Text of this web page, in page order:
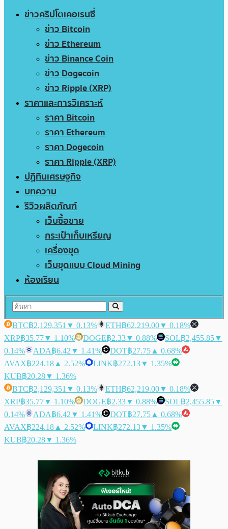
ข่าวคริปโตเคอเรนซี่
ข่าว Bitcoin
ข่าว Ethereum
ข่าว Binance Coin
ข่าว Dogecoin
ข่าว Ripple (XRP)
ราคาและการวิเคราะห์
ราคา Bitcoin
ราคา Ethereum
ราคา Dogecoin
ราคา Ripple (XRP)
ปฏิทินเศรษฐกิจ
บทความ
รีวิวผลิตภัณฑ์
เว็บซื้อขาย
กระเป๋าเก็บเหรียญ
เครื่องขุด
เว็บขุดแบบ Cloud Mining
ห้องเรียน
BTC฿2,129,351 ▼ 0.13% ETH฿62,219.00▼ 0.18%
XRP฿35.77▼ 1.10% DOGE฿2.33▼ 0.88% SOL฿2,455.85▼
0.14%
ADA฿6.42 ▼ 1.41% DOT฿27.75 ▲ 0.68%
AVAX฿224.18 ▲ 2.52% LINK฿272.13▼ 1.35%
KUB฿20.28▼ 1.36%
BTC฿2,129,351 ▼ 0.13% ETH฿62,219.00▼ 0.18%
XRP฿35.77▼ 1.10% DOGE฿2.33▼ 0.88% SOL฿2,455.85▼
0.14%
ADA฿6.42 ▼ 1.41% DOT฿27.75 ▲ 0.68%
AVAX฿224.18 ▲ 2.52% LINK฿272.13▼ 1.35%
KUB฿20.28▼ 1.36%